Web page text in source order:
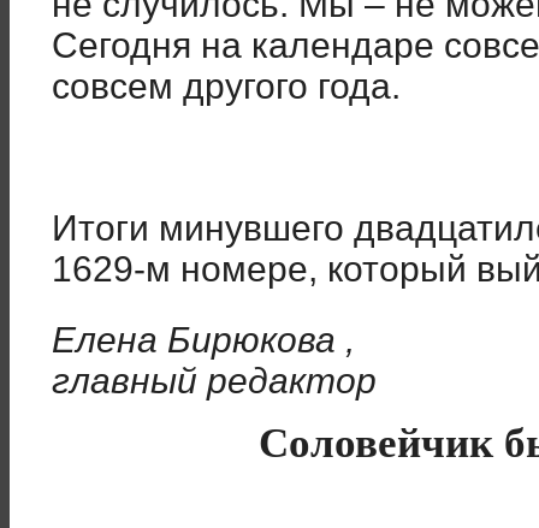
Сегодня на календаре
совсем другого года.
Итоги минувшего
1629-м номере, который
Елена Бирюкова ,
главный редактор
Соловейчик